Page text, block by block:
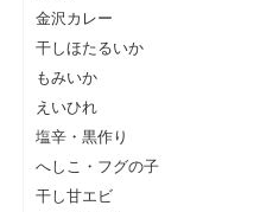
金沢カレー
干しほたるいか
もみいか
えいひれ
塩辛・黒作り
へしこ・フグの子
干し甘エビ